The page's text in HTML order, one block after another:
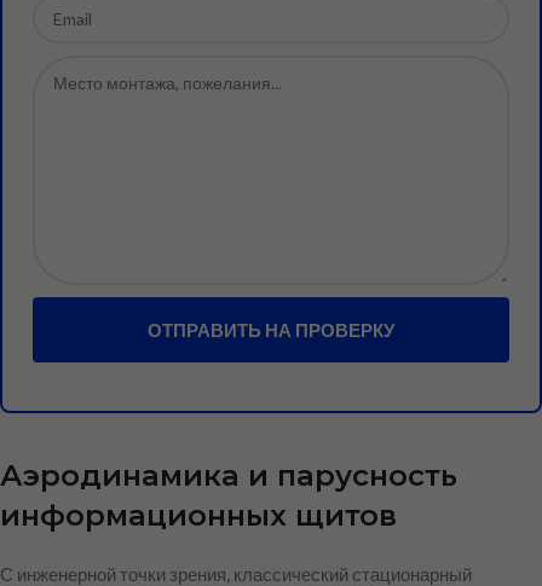
ОТПРАВИТЬ НА ПРОВЕРКУ
Аэродинамика и парусность
информационных щитов
С инженерной точки зрения, классический стационарный